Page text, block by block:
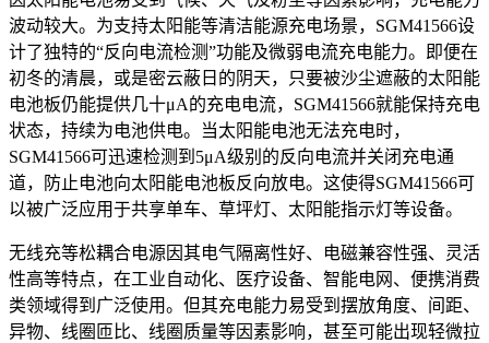
波动较大。为支持太阳能等清洁能源充电场景，SGM41566设
计了独特的“反向电流检测”功能及微弱电流充电能力。即便在
初冬的清晨，或是密云蔽日的阴天，只要被沙尘遮蔽的太阳能
电池板仍能提供几十μA的充电电流，SGM41566就能保持充电
状态，持续为电池供电。当太阳能电池无法充电时，
SGM41566可迅速检测到5μA级别的反向电流并关闭充电通
道，防止电池向太阳能电池板反向放电。这使得SGM41566可
以被广泛应用于共享单车、草坪灯、太阳能指示灯等设备。
无线充等松耦合电源因其电气隔离性好、电磁兼容性强、灵活
性高等特点，在工业自动化、医疗设备、智能电网、便携消费
类领域得到广泛使用。但其充电能力易受到摆放角度、间距、
异物、线圈匝比、线圈质量等因素影响，甚至可能出现轻微拉